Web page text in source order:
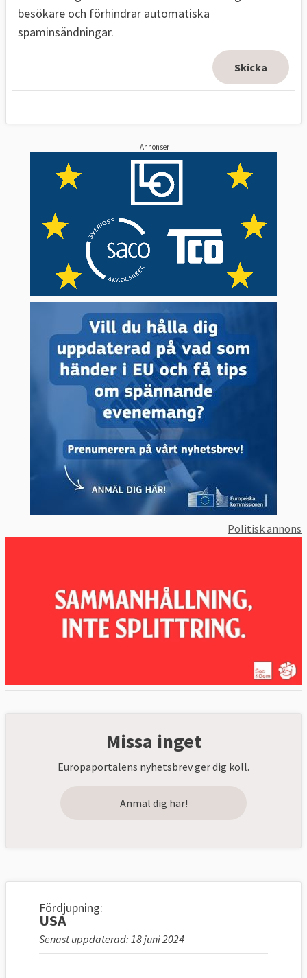
besökare och förhindrar automatiska
spaminsändningar.
Annonser
Politisk annons
Missa inget
Europaportalens nyhetsbrev ger dig koll.
Anmäl dig här!
Fördjupning:
USA
Senast uppdaterad: 18 juni 2024